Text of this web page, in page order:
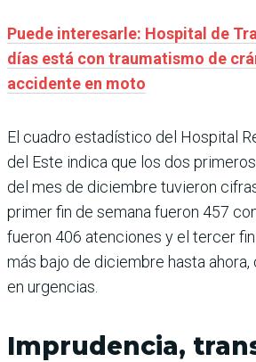
Puede interesarle: Hospital de
días está con traumatismo de
accidente en moto
El cuadro estadístico del Hospital
del Este indica que los dos
del mes de diciembre tuvieron
primer fin de semana fueron 457
fueron 406 atenciones y el tercer
más bajo de diciembre hasta
en urgencias.
Imprudencia,